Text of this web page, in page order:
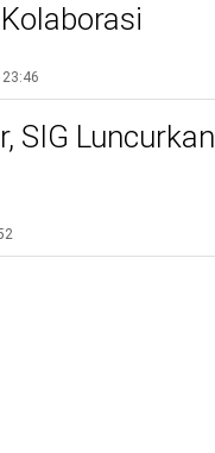
23:46
SIG Luncurkan